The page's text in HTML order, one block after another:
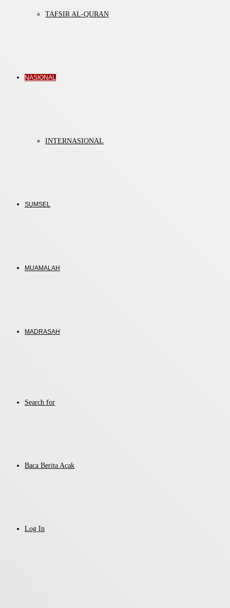
TAFSIR AL-QURAN
NASIONAL
INTERNASIONAL
SUMSEL
MUAMALAH
MADRASAH
Search for
Baca Berita Acak
Log In